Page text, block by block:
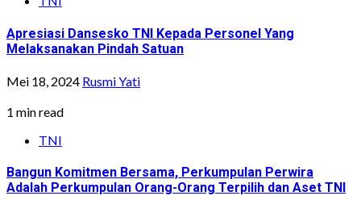
Apresiasi Dansesko TNI Kepada Personel Yang
Melaksanakan Pindah Satuan
Mei 18, 2024 Rusmi Yati
1 min read
TNI
Bangun Komitmen Bersama, Perkumpulan Perwira
Adalah Perkumpulan Orang-Orang Terpilih dan Aset TNI